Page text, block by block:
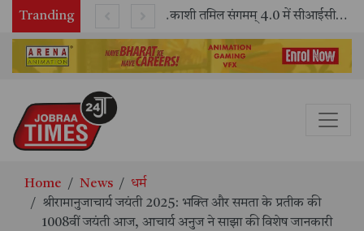
Tranding काशी तमिल संगमम् 4.0 में सीआईसीटी का स्टॉल बना तमिल भाषा और संस्कृति का केंद्र, ‘तमिल करकलाम’ से सीखना हुआ सरल
Home News
धर्म
श्रीरामानुजाचार्य जयंती 2025: भक्ति और समता के प्रतीक की
1008वीं जयंती आज, आचार्य अनुज ने साझा की विशेष जानकारी